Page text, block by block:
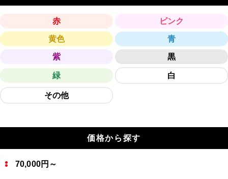
赤 ピンク
黄色 青
紫 黒
緑 白
その他
価格から探す
70,000円～